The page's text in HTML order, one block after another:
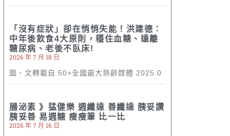
「沒有症狀」卻在悄悄失能！洪建德：
中年後飲食4大原則，穩住血糖、遠離
糖尿病、老後不臥床!
2026 年 7 月 18 日
圖、文轉載自 50+全國最大熟齡媒體 2025.0
腸泌素 》猛健樂 週纖達 善纖達 胰妥讚
胰妥善 易週糖 瘦瘦筆 比一比
2026 年 7 月 16 日